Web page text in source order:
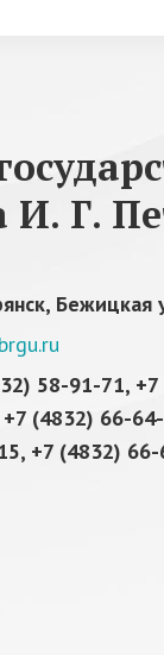
Г.
Бежицкая
58-91-71,
(4832) 66-
+7 (4832) 66-